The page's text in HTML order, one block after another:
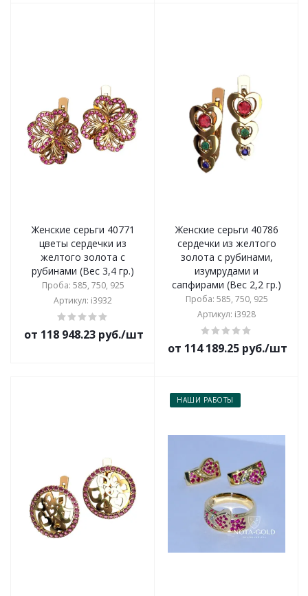
Женские серьги 40771
цветы сердечки из
желтого золота с
рубинами (Вес 3,4 гр.)
Проба: 585, 750, 925
Артикул: i3932
от 118 948.23 руб./шт
Женские серьги 40786
сердечки из желтого
золота с рубинами,
изумрудами и
сапфирами (Вес 2,2 гр.)
Проба: 585, 750, 925
Артикул: i3928
от 114 189.25 руб./шт
НАШИ РАБОТЫ